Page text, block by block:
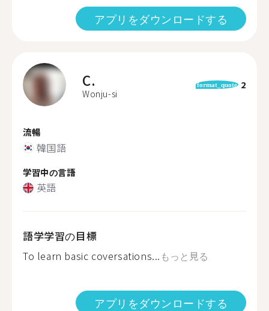
アプリをダウンロードする
C.
Wonju-si
format_quote 2
流暢
韓国語
学習中の言語
英語
語学学習の目標
To learn basic coversations... もっと見る
アプリをダウンロードする